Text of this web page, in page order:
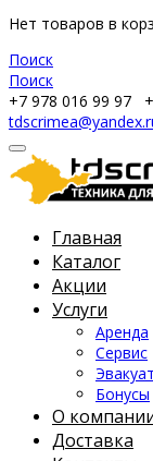
Нет товаров в
Поиск
Поиск
+7 978 016 99 97
Главная
Каталог
Акции
Услуги
Аренда
Сервис
Бонусы
О
Доставка